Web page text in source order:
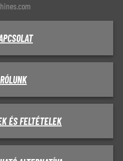
RÓLUNK
ÉS FELTÉTELEK